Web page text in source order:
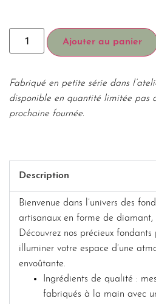
Ajouter au panier
Fabriqué en petite série dans
disponible en quantité limitée pas
prochaine fournée.
Description
Bienvenue dans l’univers des
artisanaux en forme de diamant,
Découvrez nos précieux
illuminer votre espace d’une
envoûtante.
Ingrédients de qualité :
fabriqués à la main avec